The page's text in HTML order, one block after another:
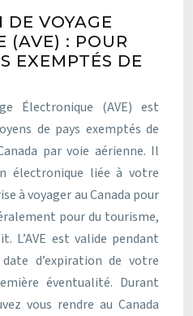
VOYAGE
(AVE) : POUR
EXEMPTÉS DE
Électronique (AVE) est
de pays exemptés de
par voie aérienne. Il
électronique liée à votre
à voyager au Canada pour
pour du tourisme,
L’AVE est valide pendant
d’expiration de votre
éventualité. Durant
vous rendre au Canada